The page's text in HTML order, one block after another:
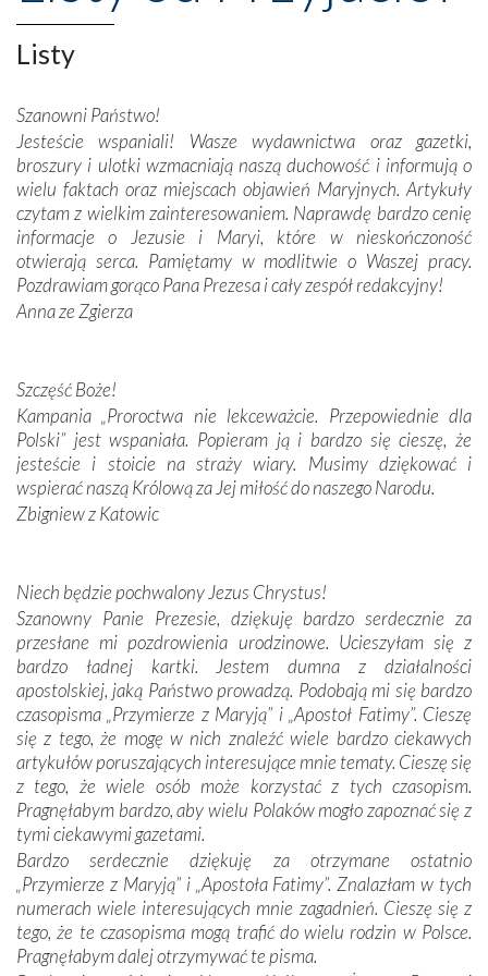
misterna architektura tych monumentalnych dzieł,
wspaniałe zdobienia, dbałość ich twórców o detale,
połączenie talentów z wytrwałością i pracowitością
Podążyliśmy też śladami fatimskich wizjonerów – Łucji
dos Santos oraz świętych Hiacynty i Franciszka Marto.
Modliliśmy się przy ich grobach. Odprawiliśmy Drogę
Krzyżową w ich rodzinnych stronach, odwiedziliśmy
domy, w których żyli.
W miejscu objawień Matki Bożej zapaliliśmy świece
przywiezione wraz z intencjami powierzonymi nam przez
spotykaliśmy się z serdeczną otwartością
Portugalczyków. Podziwialiśmy ich ludową sztukę i
zwyczaje. Mimo że nasze kraje są od siebie bardzo
oddalone, w żaden sposób nie czuliśmy się obco.
Sprawiła to oczywiście sama Matka Boża, ale też
kulturowa bliskość biorąca swój początek w naszej
mieliśmy okazję przekonać się, że Maryja swoją opieką
otacza nie tylko nasz naród, lecz wszystkie nacje, które
się Jej ufnie oddają, a także każdą osobę, która zawierza
Jej siebie oraz swych bliskich.
Dzieje Portugalii to również historia wierności Bogu i
odstępstw, także w życiu władców. Trudne momenty w
wymiarze tak osobistym, jak i zbiorowym, przypominają o
konieczności ciągłego zabiegania o własną duszę i o łaskę
Opatrzności. Wierność przynosi pomyślność –
przynajmniej w życiu duchowym. Odstępstwo owocuje
nieszczęściem i śmiercią. Te uniwersalne prawdy
przychodziły na myśl, gdy słuchaliśmy opowieści
przewodników o portugalskich monarchach i wodzach,
zwycięskich bitwach i nieszczęśliwych losach grzesznych
kochanków.
Listy
Szanowni Państwo!
Jesteście wspaniali! Wasze wydawnictwa oraz gazetki,
broszury i ulotki wzmacniają naszą duchowość i informują o
wielu faktach oraz miejscach objawień Maryjnych. Artykuły
czytam z wielkim zainteresowaniem. Naprawdę bardzo cenię
informacje o Jezusie i Maryi, które w nieskończoność
otwierają serca. Pamiętamy w modlitwie o Waszej pracy.
Pozdrawiam gorąco Pana Prezesa i cały zespół redakcyjny!
Anna ze Zgierza
Szczęść Boże!
Kampania „Proroctwa nie lekceważcie. Przepowiednie dla
Polski” jest wspaniała. Popieram ją i bardzo się cieszę, że
jesteście i stoicie na straży wiary. Musimy dziękować i
wspierać naszą Królową za Jej miłość do naszego Narodu.
Zbigniew z Katowic
Niech będzie pochwalony Jezus Chrystus!
Szanowny Panie Prezesie, dziękuję bardzo serdecznie za
przesłane mi pozdrowienia urodzinowe. Ucieszyłam się z
bardzo ładnej kartki. Jestem dumna z działalności
apostolskiej, jaką Państwo prowadzą. Podobają mi się bardzo
czasopisma „Przymierze z Maryją” i „Apostoł Fatimy”. Cieszę
się z tego, że mogę w nich znaleźć wiele bardzo ciekawych
artykułów poruszających interesujące mnie tematy. Cieszę się
z tego, że wiele osób może korzystać z tych czasopism.
Pragnęłabym bardzo, aby wielu Polaków mogło zapoznać się z
tymi ciekawymi gazetami.
Bardzo serdecznie dziękuję za otrzymane ostatnio
„Przymierze z Maryją” i „Apostoła Fatimy”. Znalazłam w tych
numerach wiele interesujących mnie zagadnień. Cieszę się z
tego, że te czasopisma mogą trafić do wielu rodzin w Polsce.
Pragnęłabym dalej otrzymywać te pisma.